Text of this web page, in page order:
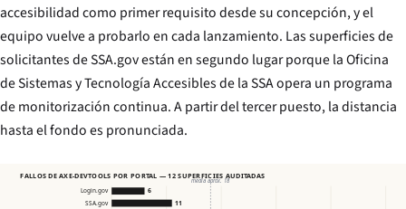
accesibilidad como primer requisito desde su concepción, y el
equipo vuelve a probarlo en cada lanzamiento. Las superficies de
solicitantes de SSA.gov están en segundo lugar porque la Oficina
de Sistemas y Tecnología Accesibles de la SSA opera un programa
de monitorización continua. A partir del tercer puesto, la distancia
hasta el fondo es pronunciada.
FALLOS DE AXE-DEVTOOLS POR PORTAL — 12 SUPERFICIES AUDITADAS
Login.gov
SSA.gov
6
11
media aprox. 18